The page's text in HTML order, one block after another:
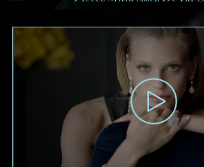
Date
:
Produit(s) Demandé(s)